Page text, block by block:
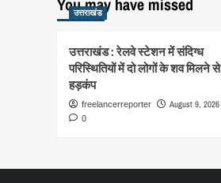
You may have missed
उत्तराखंड
उत्तराखंड : रेलवे स्टेशन में संदिग्ध
परिस्थितियों में दो लोगों के शव मिलने से
हड़कंप
freelancerreporter August 9, 2026
0